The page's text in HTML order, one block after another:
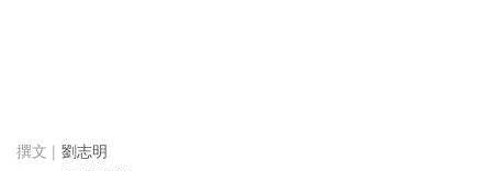
劉志明